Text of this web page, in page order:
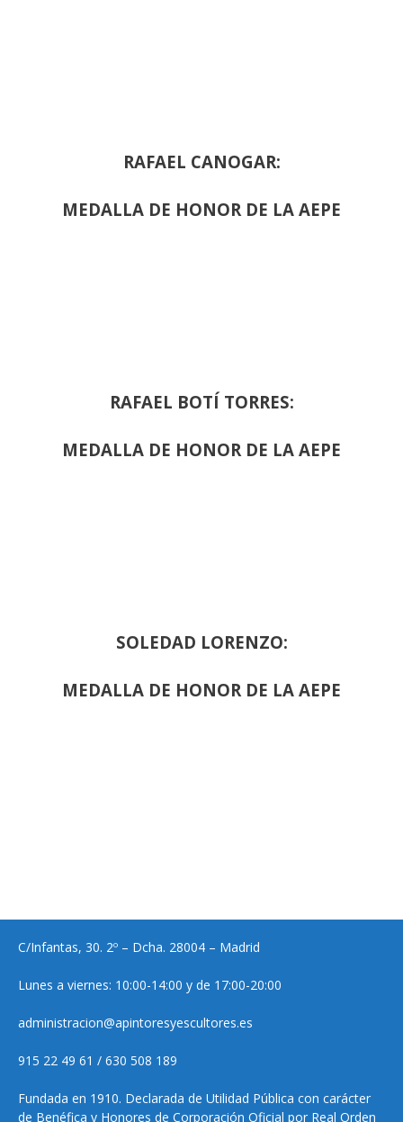
RAFAEL CANOGAR:
MEDALLA DE HONOR DE LA AEPE
RAFAEL BOTÍ TORRES:
MEDALLA DE HONOR DE LA AEPE
SOLEDAD LORENZO:
MEDALLA DE HONOR DE LA AEPE
C/Infantas, 30. 2º – Dcha. 28004 – Madrid
Lunes a viernes: 10:00-14:00 y de 17:00-20:00
administracion@apintoresyescultores.es
915 22 49 61 / 630 508 189
Fundada en 1910. Declarada de Utilidad Pública con carácter
de Benéfica y Honores de Corporación Oficial por Real Orden